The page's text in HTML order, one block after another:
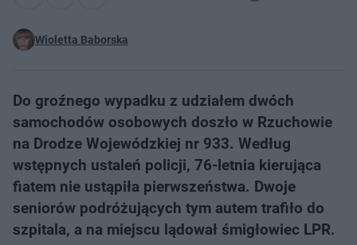
Wioletta Baborska
Do groźnego wypadku z udziałem dwóch
samochodów osobowych doszło w Rzuchowie
na Drodze Wojewódzkiej nr 933. Według
wstępnych ustaleń policji, 76-letnia kierująca
fiatem nie ustąpiła pierwszeństwa. Dwoje
seniorów podróżujących tym autem trafiło do
szpitala, a na miejscu lądował śmigłowiec LPR.